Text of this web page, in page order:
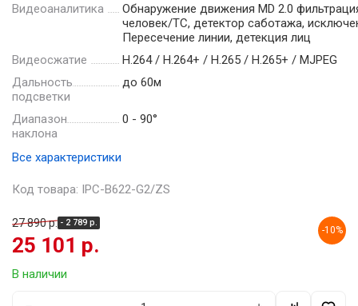
Видеоаналитика
Обнаружение движения MD 2.0
человек/ТС, детектор саботажа,
Пересечение линии, детекция лиц
Видеосжатие
Н.264 / Н.264+ / Н.265 / Н.265+ / MJPEG
Дальность
подсветки
до 60м
Диапазон
наклона
0 - 90°
Все характеристики
Код товара: IPC-B622-G2/ZS
27 890 р. - 2 789 р.
25 101 р.
-10%
В наличии